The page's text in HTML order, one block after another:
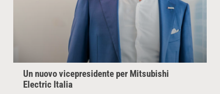
Un nuovo vicepresidente per Mitsubishi
Electric Italia